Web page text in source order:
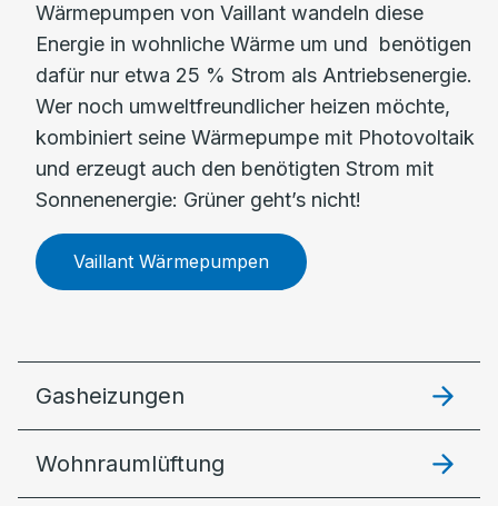
Wärmepumpen von Vaillant wandeln diese
Energie in wohnliche Wärme um und benötigen
dafür nur etwa 25 % Strom als Antriebsenergie.
Wer noch umweltfreundlicher heizen möchte,
kombiniert seine Wärmepumpe mit Photovoltaik
und erzeugt auch den benötigten Strom mit
Sonnenenergie: Grüner geht’s nicht!
Vaillant Wärmepumpen
Gasheizungen
Wohnraumlüftung